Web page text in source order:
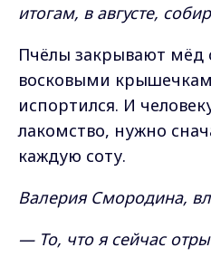
итогам, в августе,
Пчёлы закрывают мёд
восковыми
испортился. И
лакомство, нужно
каждую соту.
Валерия Смородина,
— То, что я сейчас